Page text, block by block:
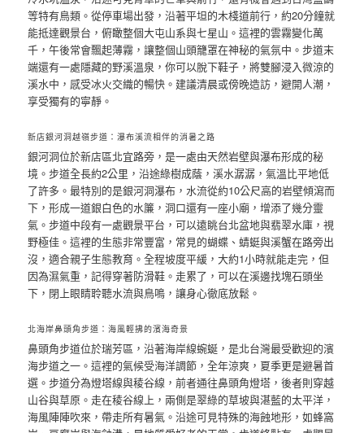
等特有鳥類。從停車場出發，沿著平坦的木棧道前行，約20分鐘就
能抵達觀景台，俯瞰整個大屯山系與七星山。這裡的雲霧變化萬
千，午後常會飄起薄霧，讓整個山頭籠罩在神秘的氣氛中。步道末
端還有一處隱藏的野溪溫泉，你可以脫下鞋子，將雙腳浸入微涼的
溪水中，感受冰火交織的暢快。建議清晨或傍晚造訪，避開人潮，
享受獨有的寧靜。
新店銀河洞越嶺步道：瀑布溪流相伴的消暑之路
銀河洞位於新店區北宜路旁，是一處由天然岩壁與瀑布形成的秘
境。步道全長約2公里，沿途綠樹成蔭，溪水潺潺，氣溫比平地低
了許多。最特別的是銀河洞瀑布，水流從約10公尺高的岩壁傾瀉而
下，形成一道銀白色的水簾，洞口還有一座小廟，增添了幾分靈
氣。步道中段有一處觀景平台，可以遠眺台北盆地與翡翠水庫，視
野極佳。這裡的生態非常豐富，常見的蝴蝶、蜻蜓與溪蟹在路旁出
沒，適合親子生態教育。全程坡度平緩，大約1小時就能走完，但
因為濕氣重，記得穿著防滑鞋。走累了，可以在溪邊找塊石頭坐
下，閉上眼睛聆聽水流與鳥鳴，讓身心徹底放鬆。
北海岸鼻頭角步道：海風輕拂的濱海奇景
鼻頭角步道位於瑞芳區，沿著海岸線蜿蜒，是北台灣最受歡迎的濱
海步道之一。這裡的氣候受海洋調節，全年涼爽，夏季更是避暑首
選。步道分為燈塔線與稜谷線，前者通往鼻頭角燈塔，後者則穿越
山谷與草原。走在稜谷線上，兩側是翠綠的草坡與湛藍的太平洋，
海風陣陣吹來，帶走所有暑氣。沿途可見特殊的海蝕地形，如蜂窩